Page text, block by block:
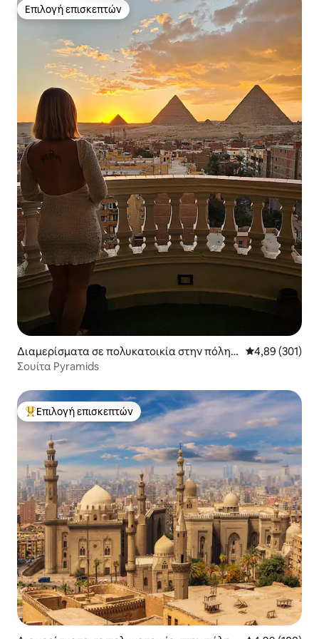
Επιλογή επισκεπτών
Επιλογή επισκεπτών
Διαμερίσματα σε πολυκατοικία στην πόλη
Nazlet El-Semman
Μέση
4,89 (301)
Σουίτα Pyramids
Κορυφαία επιλογή επισκεπτών
Επιλογή επισκεπτών